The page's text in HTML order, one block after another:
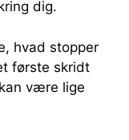
dig.
hvad stopper
første skridt
være lige